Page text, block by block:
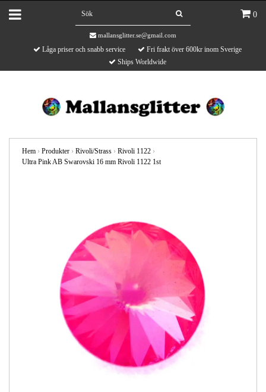
0
mallansglitter.se@gmail.com
Låga priser och snabb service
Fri frakt över 600kr inom Sverige
Ships Worldwide
Hem › Produkter › Rivoli/Strass › Rivoli 1122 ›
Ultra Pink AB Swarovski 16 mm Rivoli 1122 1st